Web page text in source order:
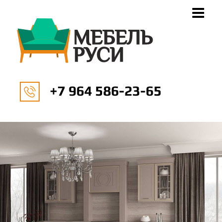
+7 964 586-23-65